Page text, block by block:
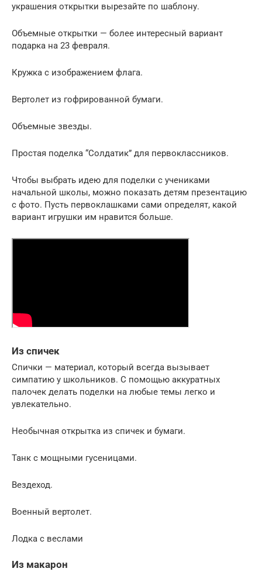
украшения открытки вырезайте по шаблону.
Объемные открытки — более интересный вариант
подарка на 23 февраля.
Кружка с изображением флага.
Вертолет из гофрированной бумаги.
Объемные звезды.
Простая поделка “Солдатик” для первоклассников.
Чтобы выбрать идею для поделки с учениками
начальной школы, можно показать детям презентацию
с фото. Пусть первоклашками сами определят, какой
вариант игрушки им нравится больше.
Из спичек
Спички — материал, который всегда вызывает
симпатию у школьников. С помощью аккуратных
палочек делать поделки на любые темы легко и
увлекательно.
Необычная открытка из спичек и бумаги.
Танк с мощными гусеницами.
Вездеход.
Военный вертолет.
Лодка с веслами
Из макарон